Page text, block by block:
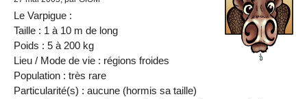
Le Varpigue :
Taille : 1 à 10 m de long
Poids : 5 à 200 kg
Lieu / Mode de vie : régions froides
Population : très rare
Particularité(s) : aucune (hormis sa taille)